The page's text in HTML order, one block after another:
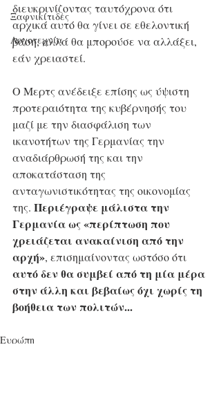
Ξαφνικίτιδες
Λογοτεχνία
διευκρινίζοντας ταυτόχρονα ότι
αρχικά αυτό θα γίνει σε εθελοντική
βάση, αλλά θα μπορούσε να αλλάξει,
εάν χρειαστεί.
Ο Μερτς ανέδειξε επίσης ως ύψιστη
προτεραιότητα της κυβέρνησής του
μαζί με την διασφάλιση των
ικανοτήτων της Γερμανίας την
αναδιάρθρωσή της και την
αποκατάσταση της
ανταγωνιστικότητας της οικονομίας
της. Περιέγραψε μάλιστα την
Γερμανία ως «περίπτωση που
χρειάζεται ανακαίνιση από την
αρχή», επισημαίνοντας ωστόσο ότι
αυτό δεν θα συμβεί από τη μία μέρα
στην άλλη και βεβαίως όχι χωρίς τη
βοήθεια των πολιτών...
Ευρώπη